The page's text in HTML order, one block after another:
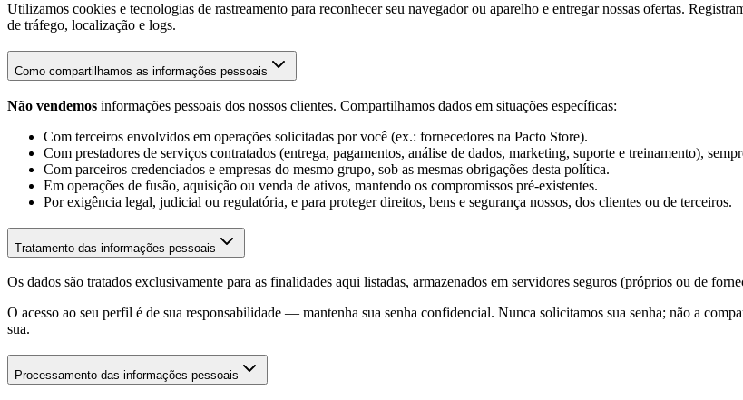
Utilizamos cookies e tecnologias de rastreamento para reconhecer seu navegador ou aparelho e entregar nossas ofertas.
de tráfego, localização e logs.
Como compartilhamos as informações pessoais
Não vendemos informações pessoais dos nossos clientes. Compartilhamos dados em situações específicas:
Com terceiros envolvidos em operações solicitadas por você (ex.: fornecedores na Pacto Store).
Com prestadores de serviços contratados (entrega, pagamentos, análise de dados, marketing, suporte e treinamento),
Com parceiros credenciados e empresas do mesmo grupo, sob as mesmas obrigações desta política.
Em operações de fusão, aquisição ou venda de ativos, mantendo os compromissos pré-existentes.
Por exigência legal, judicial ou regulatória, e para proteger direitos, bens e segurança nossos, dos clientes ou de terceiros.
Tratamento das informações pessoais
Os dados são tratados exclusivamente para as finalidades aqui listadas, armazenados em servidores seguros (próprios ou de
O acesso ao seu perfil é de sua responsabilidade — mantenha sua senha confidencial. Nunca solicitamos sua senha; não a
sua.
Processamento das informações pessoais